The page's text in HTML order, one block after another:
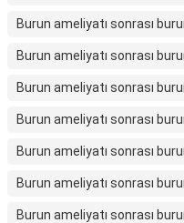
Burun ameliyatı sonrası
Burun ameliyatı sonrası
Burun ameliyatı sonrası
Burun ameliyatı sonrası
Burun ameliyatı sonrası
Burun ameliyatı sonrası
Burun ameliyatı sonrası